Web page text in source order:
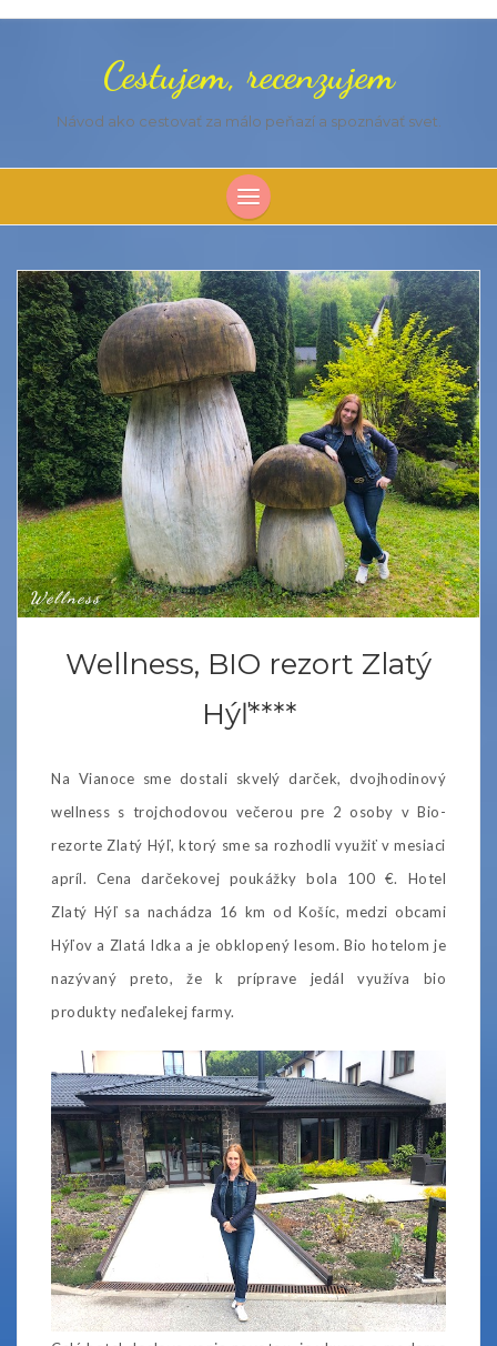
Cestujem, recenzujem
Návod ako cestovať za málo peňazí a spoznávať svet.
Wellness
Wellness, BIO rezort Zlatý
Hýľ****
Na Vianoce sme dostali skvelý darček, dvojhodinový
wellness s trojchodovou večerou pre 2 osoby v Bio-
rezorte Zlatý Hýľ, ktorý sme sa rozhodli využiť v mesiaci
apríl. Cena darčekovej poukážky bola 100 €. Hotel
Zlatý Hýľ sa nachádza 16 km od Košíc, medzi obcami
Hýľov a Zlatá Idka a je obklopený lesom. Bio hotelom je
nazývaný preto, že k príprave jedál využíva bio
produkty neďalekej farmy.